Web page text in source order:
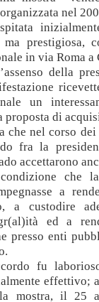
nel
prestigiosa,
in via Roma a
della
un
di
che nel corso
fra la
accettarono
che
a
a custodire
ed a
presso enti
fu
effettivo;
mostra, il 25